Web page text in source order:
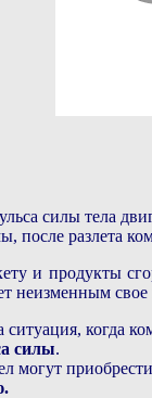
силы тела
после разлета
и продукты
неизменным
когда
силы.
могут